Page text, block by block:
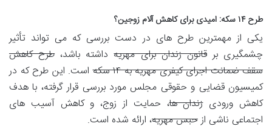
طرح ۱۴ سکه: امیدی برای کاهش آلام زوجین؟
یکی از مهمترین طرح های در دست بررسی که می تواند تأثیر
چشمگیری برقانون زندان برای مهریهداشته باشد،طرح کاهش
سقف ضمانت اجرای کیفری مهریه به ۱۴ سکه
است. این طرح که در
کمیسیون قضایی و حقوقی مجلس مورد بررسی قرار گرفته، با هدف
کاهش ورودیزندان ها، حمایت از زوج، و کاهش آسیب های
اجتماعی ناشی ازحبس مهریه، ارائه شده است.